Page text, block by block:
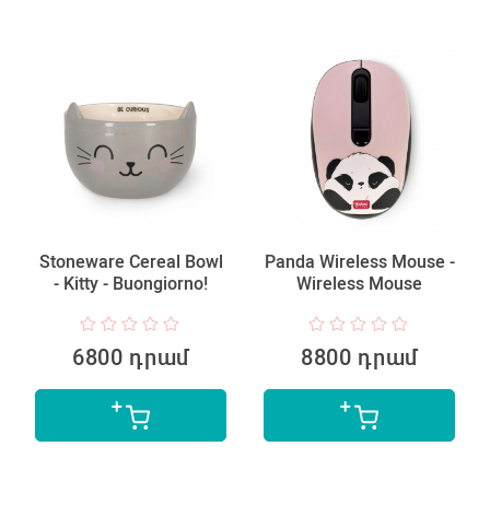
Stoneware Cereal Bowl
- Kitty - Buongiorno!
6800 դրամ
Panda Wireless Mouse -
Wireless Mouse
8800 դրամ